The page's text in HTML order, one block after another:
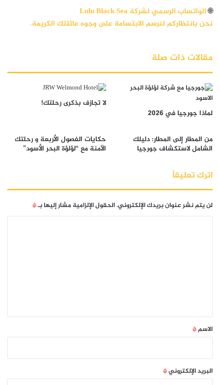
🌐الواتساب الرسمي لشركة Lulu Black Sea
نحن بانتظاركم لنرسم الابتسامة على وجوه عائلتك الكريمة.
مقالات ذات صلة
لماذا جورجيا في 2026
لا تجازف بذكرى رحلتك!
من المطار إلى المطار: دليلك
الشامل لاستكشاف جورجيا
حكايات الفصول الأربعة و رحلتك
الآمنة مع “لؤلؤة البحر الأسود”
اترك تعليقاً
لن يتم نشر عنوان بريدك الإلكتروني.الحقول الإلزامية مشار إليها بـ*
*
الاسم*
البريد الإلكتروني*